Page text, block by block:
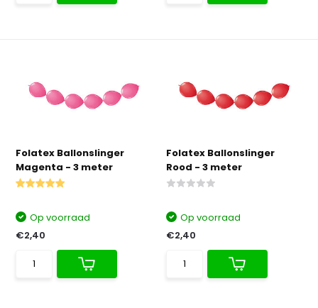
Folatex Ballonslinger
Magenta - 3 meter
Op voorraad
€2,40
Folatex Ballonslinger
Rood - 3 meter
Op voorraad
€2,40